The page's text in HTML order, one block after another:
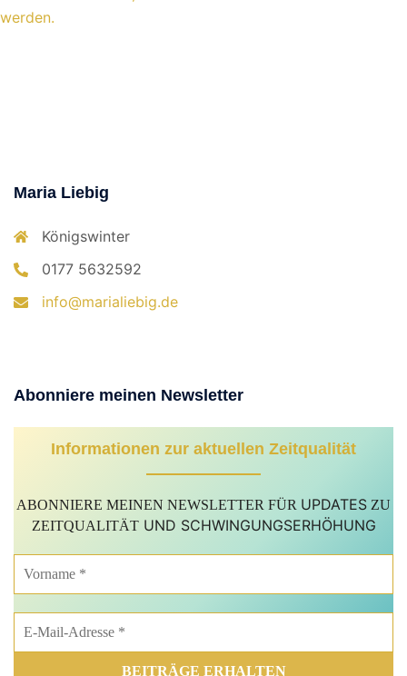
werden.
Maria Liebig
Königswinter
0177 5632592
info@marialiebig.de
Abonniere meinen Newsletter
Informationen zur aktuellen Zeitqualität
ABONNIERE MEINEN NEWSLETTER FÜR UPDATES ZU
ZEITQUALITÄTUND SCHWINGUNGSERHÖHUNG